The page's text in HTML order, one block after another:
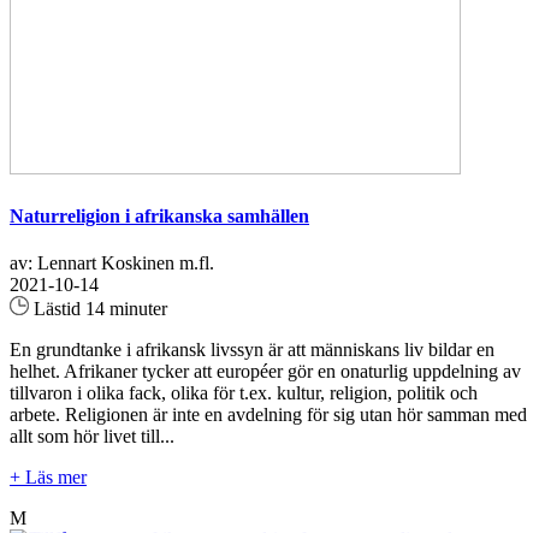
Naturreligion i afrikanska samhällen
av: Lennart Koskinen m.fl.
2021-10-14
Lästid 14 minuter
En grundtanke i afrikansk livssyn är att människans liv bildar en
helhet. Afrikaner tycker att européer gör en onaturlig uppdelning av
tillvaron i olika fack, olika för t.ex. kultur, religion, politik och
arbete. Religionen är inte en avdelning för sig utan hör samman med
allt som hör livet till...
+ Läs mer
M